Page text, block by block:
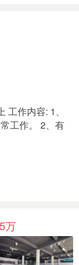
作内容: 1、
工作。 2、有
万